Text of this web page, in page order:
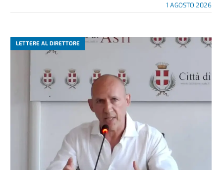
1 AGOSTO 2026
LETTERE AL DIRETTORE